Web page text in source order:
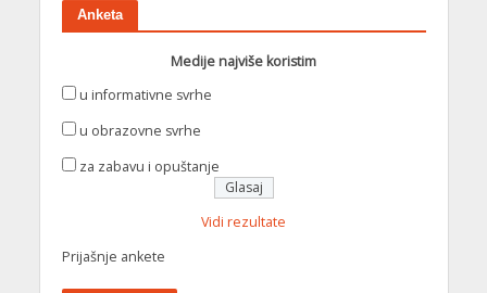
Anketa
Medije najviše koristim
u informativne svrhe
u obrazovne svrhe
za zabavu i opuštanje
Vidi rezultate
Prijašnje ankete